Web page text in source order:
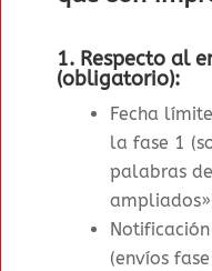
1. Respecto al
(obligatorio):
Fecha
la fase 1
palabras
(envíos